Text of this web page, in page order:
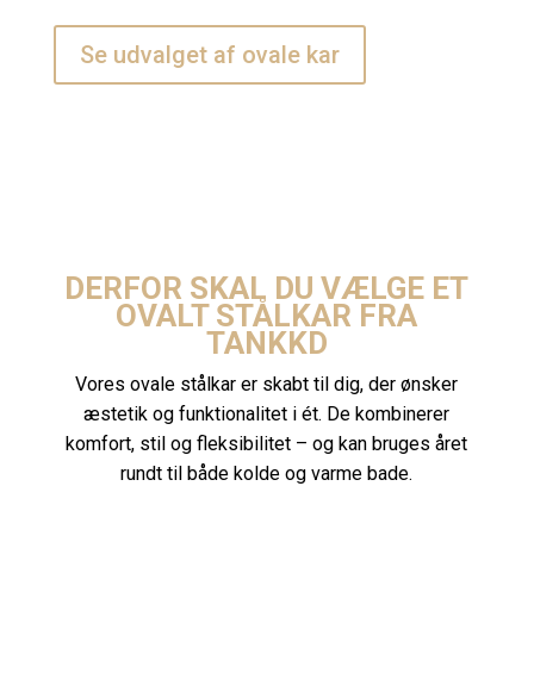
Se udvalget af ovale kar
DERFOR SKAL DU VÆLGE ET
OVALT STÅLKAR FRA
TANKKD
Vores ovale stålkar er skabt til dig, der ønsker
æstetik og funktionalitet i ét. De kombinerer
komfort, stil og fleksibilitet – og kan bruges året
rundt til både kolde og varme bade.